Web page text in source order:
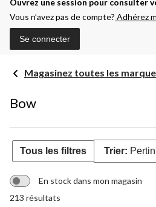
Vous n’avez pas de compte? Adhérez
Se connecter
Magasinez toutes les
Bow
Tous les filtres Trier:
En stock dans mon magasin
213 résultats